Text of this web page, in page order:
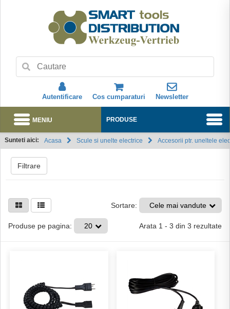
Autentificare Cos cumparaturi Newsletter
Abonare
PRODUSE
MENIU
Sunteti aici: Acasa Accesorii ptr. uneltele
Scule si unelte electrice
Filtrare
Sortare: Cele mai vandute
Produse pe pagina: 20 Arata 1 - 3 din 3 rezultate